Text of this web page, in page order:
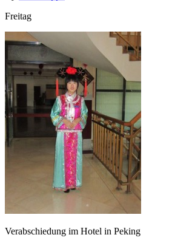
Freitag
Verabschiedung im Hotel in Peking